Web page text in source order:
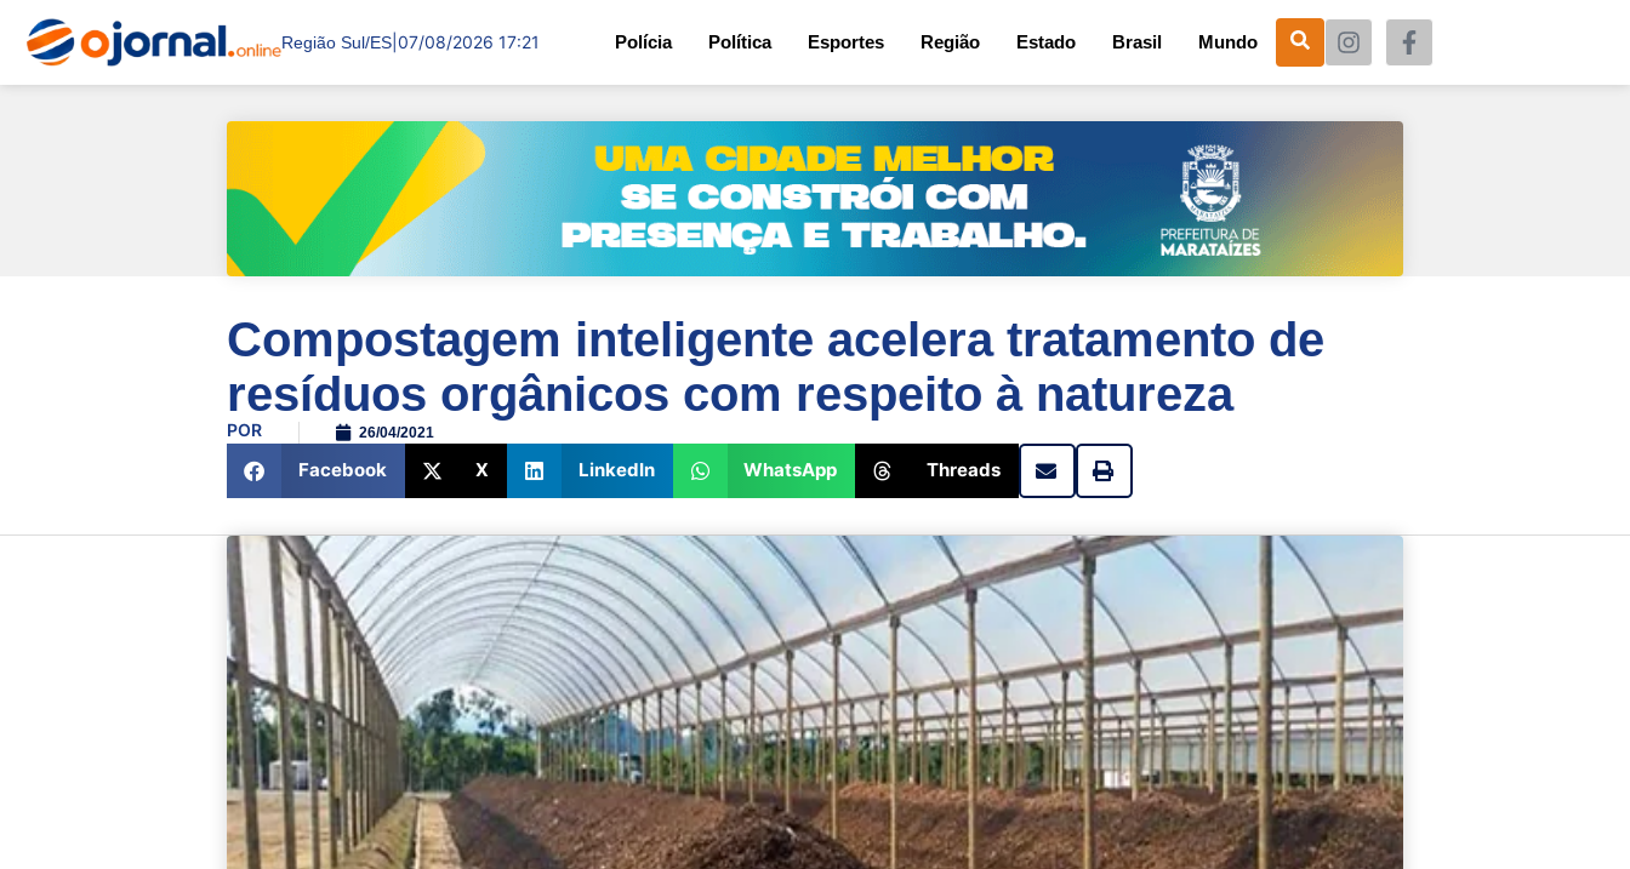
Região Sul/ES 07/08/2026 17:21 Polícia Política Esportes Região Estado Brasil Mundo
Compostagem inteligente acelera tratamento de
resíduos orgânicos com respeito à natureza
POR 26/04/2021
Facebook X LinkedIn WhatsApp Threads